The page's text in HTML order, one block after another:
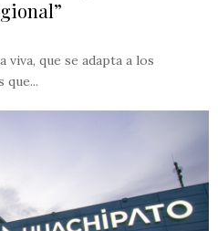
que se adapta a los
que...